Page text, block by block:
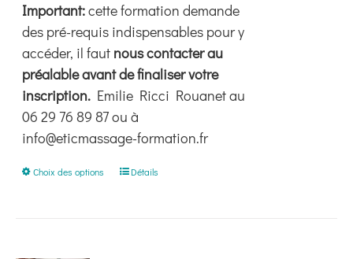
Important:cette formation demande
des pré-requis indispensables pour y
accéder, il faut nous contacter au
préalable avant de finaliser votre
inscription. Emilie Ricci Rouanet au
06 29 76 89 87 ou à
info@eticmassage-formation.fr
Choix des options
CeDétails